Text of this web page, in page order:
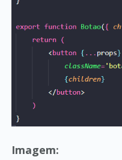
Imagem: